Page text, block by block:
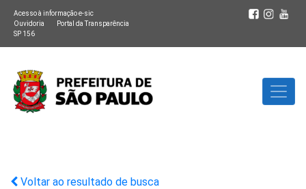
Acesso à informação e-sic
Ouvidoria
Portal da Transparência
SP 156
Voltar ao resultado de busca